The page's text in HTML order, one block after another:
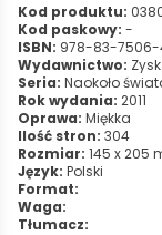
Kod produktu:
Kod paskowy: -
ISBN: 978-83-7506-
Wydawnictwo:
Seria: Naokoło
Rok wydania: 2011
Oprawa: Miękka
Ilość stron: 304
Rozmiar: 145 x 205
Język: Polski
Format:
Waga:
Tłumacz: